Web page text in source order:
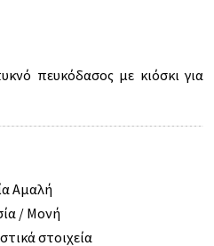
πευκόδασος με κιόσκι για
Αμαλή
/ Μονή
στοιχεία